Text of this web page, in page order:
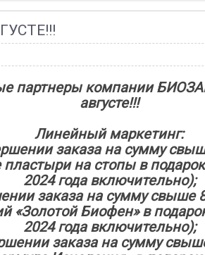
партнеры компании
августе!!!
Линейный маркетинг:
заказа на сумму
на стопы в подарок
2024 года включительно);
заказа на сумму свыше
«Золотой Биофен» в
2024 года включительно);
заказа на сумму